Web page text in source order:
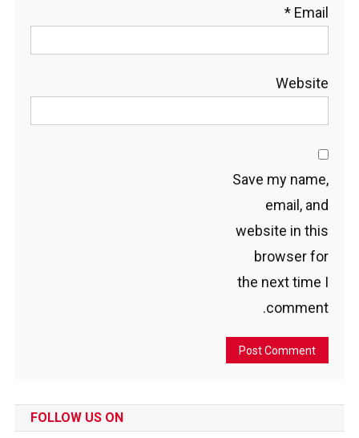
Email
*
Website
Save my name,
email, and
website in this
browser for
the next time I
comment.
FOLLOW US ON